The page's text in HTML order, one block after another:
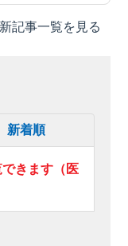
記事一覧を見る
新着順
きます（医